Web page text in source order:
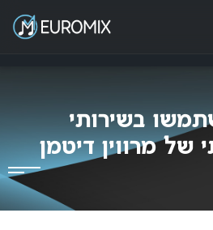
בישראל
בשירותי
של מרווין דיטמן